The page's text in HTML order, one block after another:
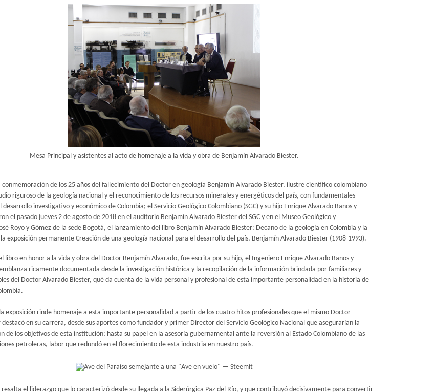
Mesa Principal y asistentes al acto de homenaje a la vida y obra de Benjamín Alvarado Biester.
conmemoración de los 25 años del fallecimiento del Doctor en geología Benjamín Alvarado Biester, ilustre científico colombiano
riguroso de la geología nacional y el reconocimiento de los recursos minerales y energéticos del país, con fundamentales
investigativo y económico de Colombia; el Servicio Geológico Colombiano (SGC) y su hijo Enrique Alvarado Baños y
el pasado jueves 2 de agosto de 2018 en el auditorio Benjamín Alvarado Biester del SGC y en el Museo Geológico y
Royo y Gómez de la sede Bogotá, el lanzamiento del libro Benjamín Alvarado Biester: Decano de la geología en Colombia y la
exposición permanente Creación de una geología nacional para el desarrollo del país, Benjamín Alvarado Biester (1908-1993).
libro en honor a la vida y obra del Doctor Benjamín Alvarado, fue escrita por su hijo, el Ingeniero Enrique Alvarado Baños y
ricamente documentada desde la investigación histórica y la recopilación de la información brindada por familiares y
del Doctor Alvarado Biester, qué da cuenta de la vida personal y profesional de esta importante personalidad en la historia de
exposición rinde homenaje a esta importante personalidad a partir de los cuatro hitos profesionales que el mismo Doctor
en su carrera, desde sus aportes como fundador y primer Director del Servicio Geológico Nacional que asegurarían la
de los objetivos de esta institución; hasta su papel en la asesoría gubernamental ante la reversión al Estado Colombiano de las
petroleras, labor que redundó en el florecimiento de esta industria en nuestro país.
resalta el liderazgo que lo caracterizó desde su llegada a la Siderúrgica Paz del Río, y que contribuyó decisivamente para convertir